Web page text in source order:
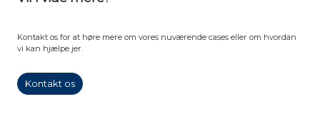
Kontakt os for at høre mere om vores nuværende cases eller om hvordan
vi kan hjælpe jer.
Kontakt os